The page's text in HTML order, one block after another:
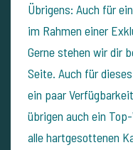
Übrigens: Auch für
im Rahmen einer
Gerne stehen wir dir
Seite. Auch für
ein paar
übrigen auch ein
alle hartgesottenen